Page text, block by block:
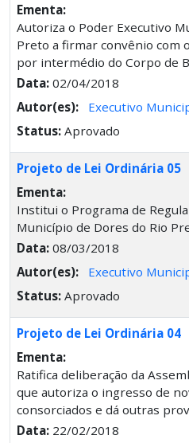
Ementa:
Autoriza o Poder Executivo
Preto a firmar convênio com
por intermédio do Corpo de
Data: 02/04/2018
Autor(es):
Executivo
Status: Aprovado
Projeto de Lei Ordinária 05
Ementa:
Institui o Programa de
Município de Dores do Rio
Data: 08/03/2018
Autor(es):
Executivo
Status: Aprovado
Projeto de Lei Ordinária 04
Ementa:
Ratifica deliberação da
que autoriza o ingresso de
consorciados e dá outras
Data: 22/02/2018